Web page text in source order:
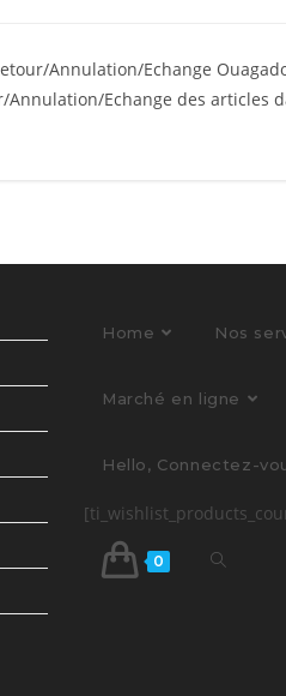
Annulation/Echange
Echange des articles
Home Nos
Marché en ligne
Hello, Connectez-
0